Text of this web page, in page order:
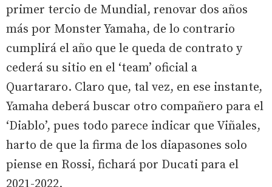
primer tercio de Mundial, renovar dos años
más por Monster Yamaha, de lo contrario
cumplirá el año que le queda de contrato y
cederá su sitio en el ‘team’ oficial a
Quartararo. Claro que, tal vez, en ese instante,
Yamaha deberá buscar otro compañero para el
‘Diablo’, pues todo parece indicar que Viñales,
harto de que la firma de los diapasones solo
piense en Rossi, fichará por Ducati para el